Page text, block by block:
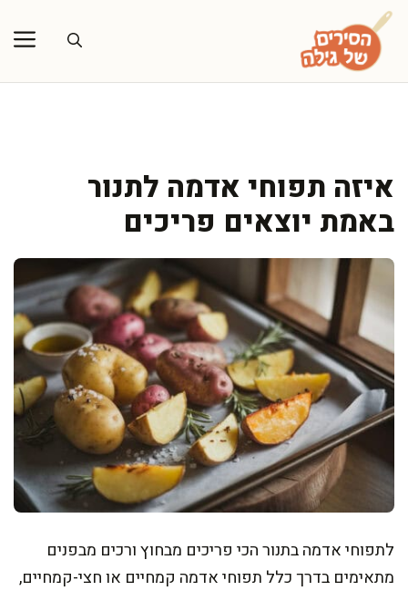
לדלג
לתוכן
איזה תפוחי אדמה לתנור
באמת יוצאים פריכים
לתפוחי אדמה בתנור הכי פריכים מבחוץ ורכים מבפנים
מתאימים בדרך כלל תפוחי אדמה קמחיים או חצי-קמחיים,